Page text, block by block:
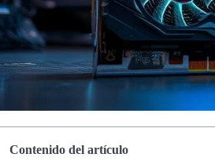
Contenido del artículo